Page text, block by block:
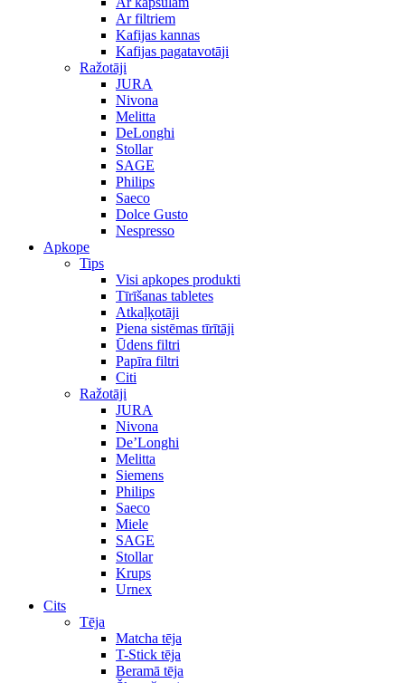
Ar filtriem
Kafijas kannas
Kafijas pagatavotāji
Ražotāji
JURA
Nivona
Melitta
DeLonghi
Stollar
SAGE
Philips
Saeco
Dolce Gusto
Nespresso
Apkope
Tips
Visi apkopes produkti
Tīrīšanas tabletes
Atkaļķotāji
Piena sistēmas tīrītāji
Ūdens filtri
Papīra filtri
Citi
Ražotāji
JURA
Nivona
De’Longhi
Melitta
Siemens
Philips
Saeco
Miele
SAGE
Stollar
Krups
Urnex
Cits
Tēja
Matcha tēja
T-Stick tēja
Beramā tēja